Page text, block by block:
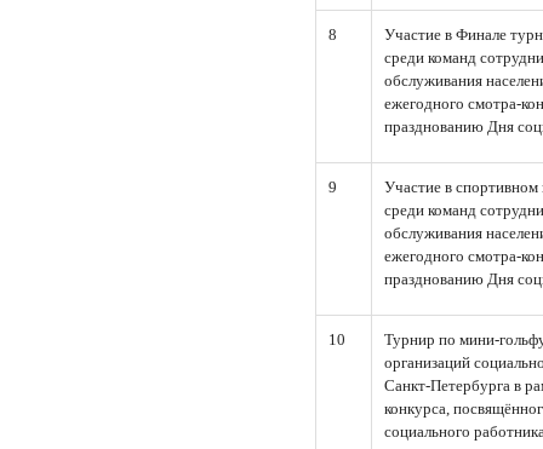
8
Участие в Финале
среди команд
обслуживания
ежегодного смотра-
празднованию Дня
9
Участие в
среди команд
обслуживания
ежегодного смотра-
празднованию Дня
10
Турнир по мини-
организаций
Санкт-Петербурга в
конкурса,
социального